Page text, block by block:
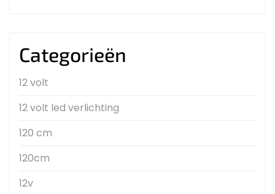
Categorieën
12 volt
12 volt led verlichting
120 cm
120cm
12v